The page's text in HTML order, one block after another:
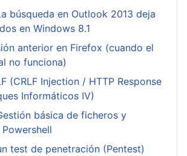
búsqueda en Outlook 2013 deja
en Windows 8.1
anterior en Firefox (cuando el
no funciona)
(CRLF Injection / HTTP Response
Informáticos IV)
básica de ficheros y
test de penetración (Pentest)